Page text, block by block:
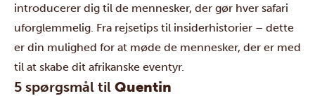
introducerer dig til de mennesker, der gør hver safari
uforglemmelig. Fra rejsetips til insiderhistorier – dette
er din mulighed for at møde de mennesker, der er med
til at skabe dit afrikanske eventyr.
5 spørgsmål til Quentin